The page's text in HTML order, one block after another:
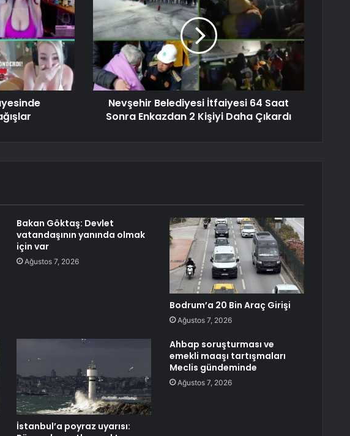
Nevşehir Belediyesi İtfaiyesi 64 Saat
Sonra Enkazdan 2 Kişiyi Daha Çıkardı
Bakan Göktaş: Devlet
vatandaşının yanında olmak
için var
Ağustos 7, 2026
Bodrum’a 20 Bin Araç Girişi
Ağustos 7, 2026
İstanbul’a poyraz uyarısı:
Ahbap soruşturması ve
emekli maaşı tartışmaları
Meclis gündeminde
Ağustos 7, 2026